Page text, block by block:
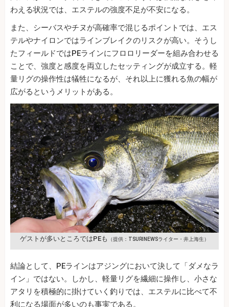
わえる状況では、エステルの強度不足が不安になる。
また、シーバスやチヌが高確率で混じるポイントでは、エス
テルやナイロンではラインブレイクのリスクが高い。そうし
たフィールドではPEラインにフロロリーダーを組み合わせる
ことで、強度と感度を両立したセッティングが成立する。軽
量リグの操作性は犠牲になるが、それ以上に獲れる魚の幅が
広がるというメリットがある。
ゲストが多いところではPEも （提供：TSURINEWSライター・井上海生）
結論として、PEラインはアジングにおいて決して「ダメなラ
イン」ではない。しかし、軽量リグを繊細に操作し、小さな
アタリを積極的に掛けていく釣りでは、エステルに比べて不
利になる場面が多いのも事実である。